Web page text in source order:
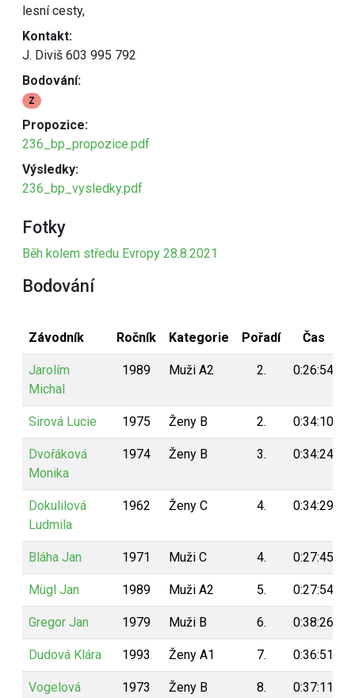
lesní cesty,
Kontakt:
J. Diviš 603 995 792
Bodování:
Z
Propozice:
236_bp_propozice.pdf
Výsledky:
236_bp_vysledky.pdf
Fotky
Běh kolem středu Evropy 28.8.2021
Bodování
Závodník Ročník Kategorie Pořadí Čas
Jarolím
Michal
1989 Muži A2 2. 0:26:54
Sirová Lucie 1975 Ženy B 2. 0:34:10
Dvořáková
Monika
1974 Ženy B 3. 0:34:24
Dokulilová
Ludmila
1962 Ženy C 4. 0:34:29
Bláha Jan 1971 Muži C 4. 0:27:45
Mügl Jan 1989 Muži A2 5. 0:27:54
Gregor Jan 1979 Muži B 6. 0:38:26
Dudová Klára 1993 Ženy A1 7. 0:36:51
Vogelová
1973 Ženy B 8. 0:37:11